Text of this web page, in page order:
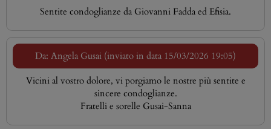
Sentite condoglianze da Giovanni Fadda ed Efisia.
Da: Angela Gusai (inviato in data 15/03/2026 19:05)
Vicini al vostro dolore, vi porgiamo le nostre più sentite e
sincere condoglianze.
Fratelli e sorelle Gusai-Sanna